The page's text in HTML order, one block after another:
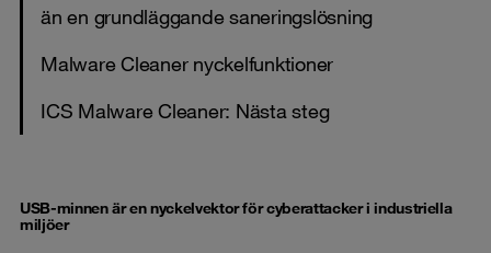
än en grundläggande saneringslösning
Malware Cleaner nyckelfunktioner
ICS Malware Cleaner: Nästa steg
USB-minnen är en nyckelvektor för cyberattacker i industriella
miljöer